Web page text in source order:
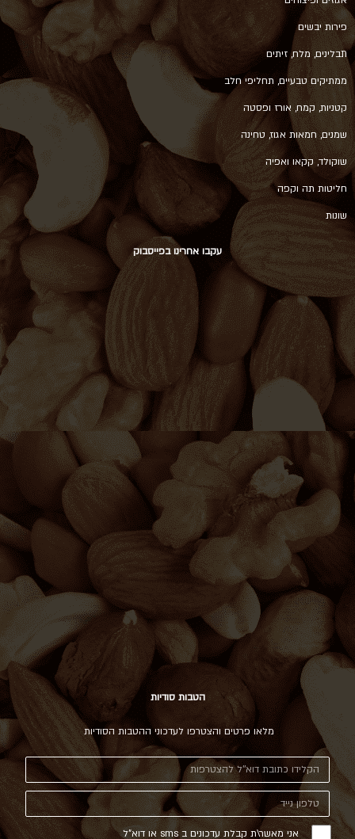
פירות יבשים
תבלינים, מלח, זיתים
ממתיקים טבעיים, תחליפי חלב
קטניות, קמח, אורז ופסטה
שמנים, חמאות אגוז, טחינה
שוקולד, קקאו ואפיה
חליטות תה וקפה
שונות
עקבו אחרינו בפייסבוק
הטבות סודיות
מלאו פרטים והצטרפו לעדכוני ההטבות הסודיות
אני מאשר\ת קבלת עדכונים ב sms או דוא"ל